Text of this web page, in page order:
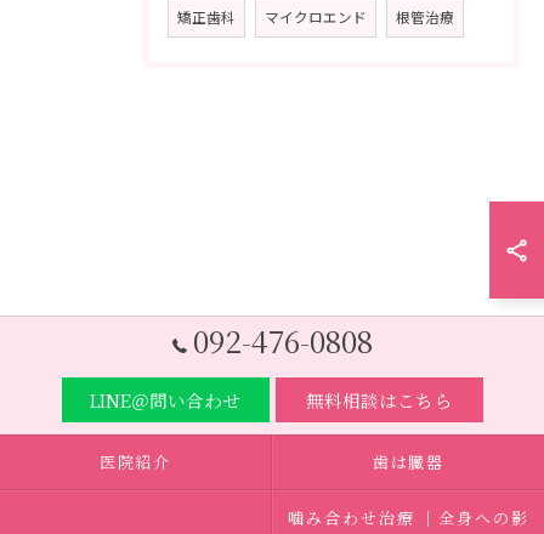
矯正歯科 マイクロエンド 根管治療
092-476-0808
LINE＠問い合わせ 無料相談はこちら
医院紹介 歯は臓器
噛み合わせ治療 ｜全身への影